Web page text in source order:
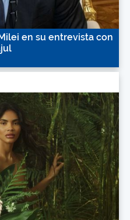
en su entrevista con